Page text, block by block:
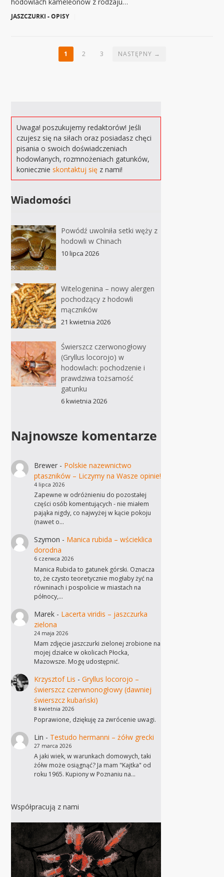
JASZCZURKI - OPISY
1 2 3 NASTĘPNY →
Uwaga! poszukujemy redaktorów! Jeśli
czujesz się na siłach oraz posiadasz chęci
pisania o swoich doświadczeniach
hodowlanych, rozmnożeniach gatunków,
koniecznieskontaktuj się z nami!
Wiadomości
Powódź uwolniła setki węży z
hodowli w Chinach
10 lipca 2026
Witelogenina – nowy alergen
pochodzący z hodowli
mączników
21 kwietnia 2026
Świerszcz czerwonogłowy
(Gryllus locorojo) w
hodowlach: pochodzenie i
prawdziwa tożsamość
gatunku
6 kwietnia 2026
Najnowsze komentarze
Brewer- Polskie nazewnictwo
ptaszników – Liczymy na Wasze opinie!
4 lipca 2026
Zapewne w odróżnieniu do pozostałej
części osób komentujących - nie miałem
pająka nigdy, co najwyżej w kącie pokoju
(nawet o…
Szymon - Manica rubida – wścieklica
dorodna
6 czerwca 2026
Manica Rubida to gatunek górski. Oznacza
to, że czysto teoretycznie mogłaby żyć na
równinach i pospolicie w miastach na
północy,…
Marek- Lacerta viridis – jaszczurka
zielona
24 maja 2026
Mam zdjęcie jaszczurki zielonej zrobione na
mojej działce w okolicach Płocka,
Mazowsze. Mogę udostępnić.
Krzysztof Lis - Gryllus locorojo –
świerszcz czerwnonogłowy (dawniej
świerszcz kubański)
8 kwietnia 2026
Poprawione, dziękuję za zwrócenie uwagi.
Lin - Testudo hermanni – żółw grecki
27 marca 2026
A jaki wiek, w warunkach domowych, taki
żółw może osiągnąć? Ja mam "Kajtka" od
roku 1965. Kupiony w Poznaniu na…
Współpracują z nami